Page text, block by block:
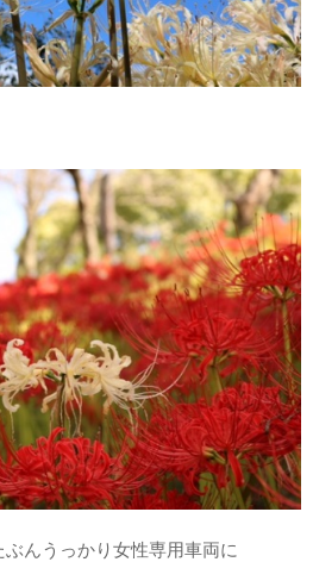
んうっかり女性専用車両に